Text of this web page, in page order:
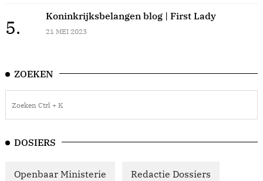
5.
Koninkrijksbelangen blog | First Lady
21 MEI 2023
ZOEKEN
DOSIERS
Openbaar Ministerie Redactie Dossiers